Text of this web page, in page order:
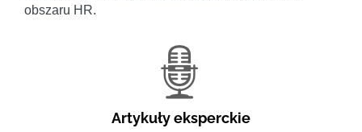
obszaru HR.
Artykuły eksperckie